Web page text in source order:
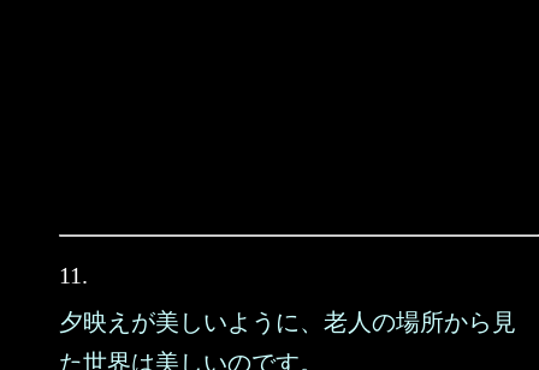
11.
夕映えが美しいように、老人の場所から見
た世界は美しいのです。